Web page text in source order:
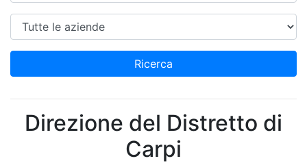
Azienda
Ricerca
Direzione del Distretto di
Carpi